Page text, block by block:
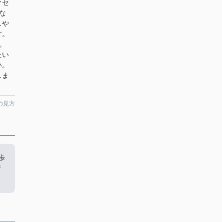
セ
や
い
見方